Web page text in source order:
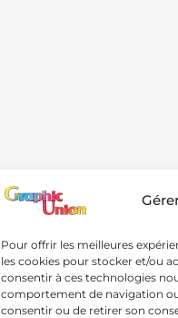
Pour offrir les meilleures
les cookies pour stocker et/ou
consentir à ces technologies
comportement de navigation
consentir ou de retirer son